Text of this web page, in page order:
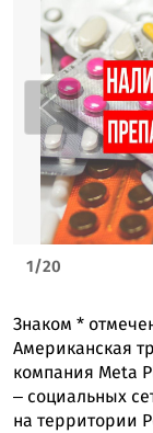
1/20
Знаком *
Американская
компания Meta
‒ социальных
на территории